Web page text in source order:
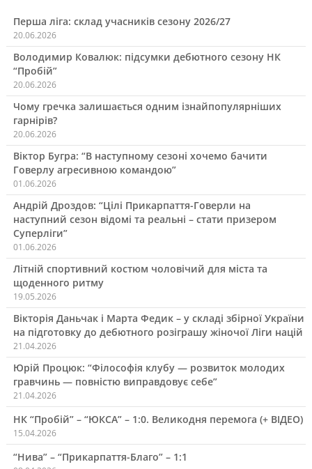
Перша ліга: склад учасників сезону 2026/27
20.06.2026
Володимир Ковалюк: підсумки дебютного сезону НК
“Пробій”
20.06.2026
Чому гречка залишається одним ізнайпопулярніших
гарнірів?
20.06.2026
Віктор Бугра: “В наступному сезоні хочемо бачити
Говерлу агресивною командою”
01.06.2026
Андрій Дроздов: “Цілі Прикарпаття-Говерли на
наступний сезон відомі та реальні – стати призером
Суперліги”
01.06.2026
Літній спортивний костюм чоловічий для міста та
щоденного ритму
19.05.2026
Вікторія Даньчак і Марта Федик – у складі збірної України
на підготовку до дебютного розіграшу жіночої Ліги націй
21.04.2026
Юрій Процюк: “Філософія клубу — розвиток молодих
гравчинь — повністю виправдовує себе”
21.04.2026
НК “Пробій” – “ЮКСА” – 1:0. Великодня перемога (+ ВІДЕО)
15.04.2026
“Нива” – “Прикарпаття-Благо” – 1:1